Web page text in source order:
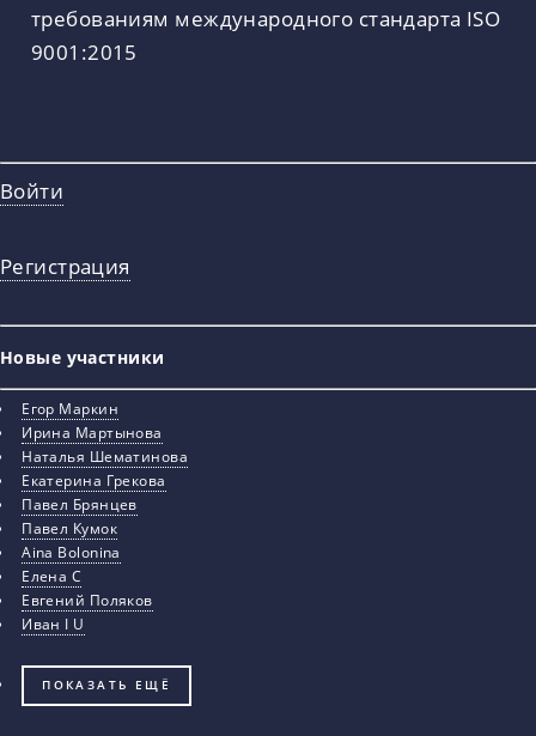
требованиям международного стандарта ISO
9001:2015
Войти
Регистрация
Новые участники
Егор Маркин
Ирина Мартынова
Наталья Шематинова
Екатерина Грекова
Павел Брянцев
Павел Кумок
Aina Bolonina
Елена С
Евгений Поляков
Иван I U
ПОКАЗАТЬ ЕЩЁ